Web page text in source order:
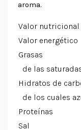
aroma.
Valor nutricional
Valor energético
Grasas
de las
Hidratos de
de los cuales
Proteínas
Sal